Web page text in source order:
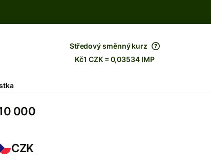
Středový směnný kurz
Kč1 CZK = 0,03534 IMP
CZK